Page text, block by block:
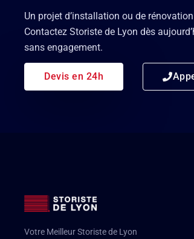
Un projet d’installation ou de
Contactez Storiste de Lyon dès
sans engagement.
Devis en 24h
Votre Meilleur Storiste de Lyon